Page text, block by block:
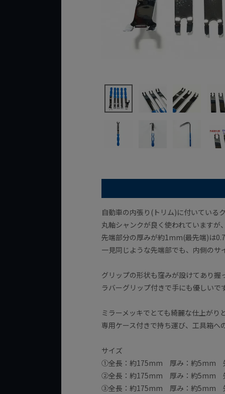
自動車の内張り(トリム)に付いている
丸軸シャンクが良く使われています
先端部分の厚みが約1mm(最先端)は
一見同じような先端部でも、内側の
グリップの形状も窪みが設けてあり握
ラバーグリップ付きで手にも優しいで
ミラーメッキでとても綺麗な仕上がり
専用ケース付きで持ち運び、工具箱へ
サイズ
①全長：約175mm 厚み：約5mm
②全長：約175mm 厚み：約5mm
③全長：約175mm 厚み：約5mm